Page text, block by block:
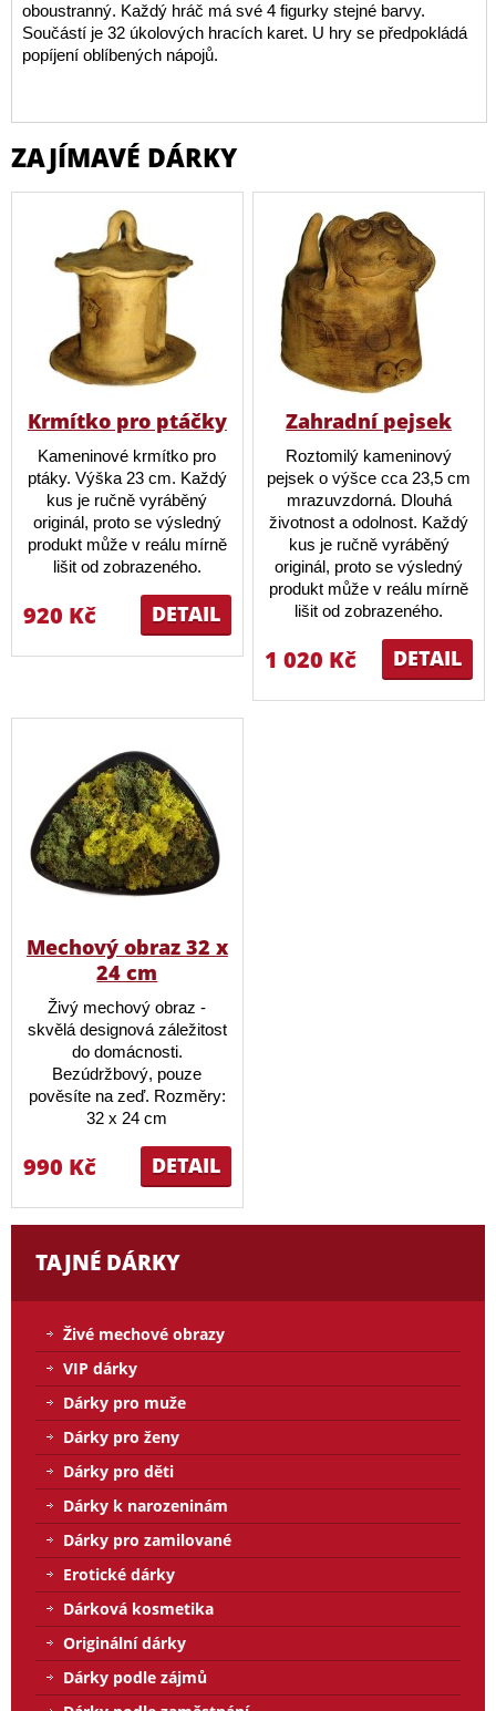
oboustranný. Každý hráč má své 4 figurky stejné barvy.
Součástí je 32 úkolových hracích karet. U hry se předpokládá
popíjení oblíbených nápojů.
ZAJÍMAVÉ DÁRKY
Krmítko pro ptáčky
Kameninové krmítko pro
ptáky. Výška 23 cm. Každý
kus je ručně vyráběný
originál, proto se výsledný
produkt může v reálu mírně
lišit od zobrazeného.
DETAIL
920 Kč
Zahradní pejsek
Roztomilý kameninový
pejsek o výšce cca 23,5 cm
mrazuvzdorná. Dlouhá
životnost a odolnost. Každý
kus je ručně vyráběný
originál, proto se výsledný
produkt může v reálu mírně
lišit od zobrazeného.
DETAIL
1 020 Kč
Mechový obraz 32 x
24 cm
Živý mechový obraz -
skvělá designová záležitost
do domácnosti.
Bezúdržbový, pouze
pověsíte na zeď. Rozměry:
32 x 24 cm
DETAIL
990 Kč
TAJNÉ DÁRKY
Živé mechové obrazy
VIP dárky
Dárky pro muže
Dárky pro ženy
Dárky pro děti
Dárky k narozeninám
Dárky pro zamilované
Erotické dárky
Dárková kosmetika
Originální dárky
Dárky podle zájmů